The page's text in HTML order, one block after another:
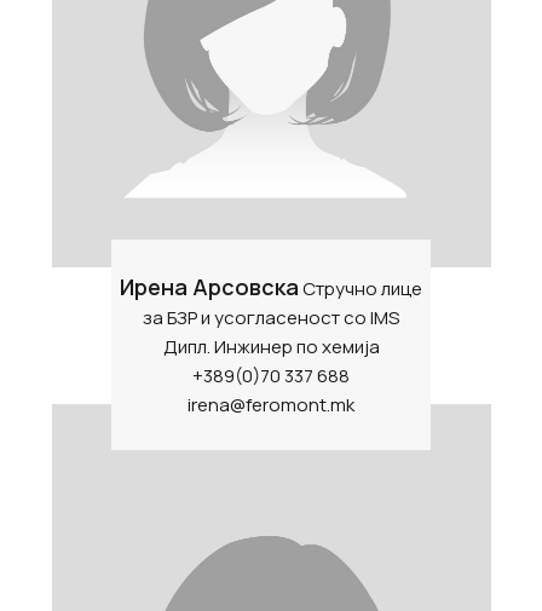
Ирена АрсовскаСтручно лице
за БЗР и усогласеност со IMS
Дипл. Инжинер по хемија
+389(0)70 337 688
irena@feromont.mk